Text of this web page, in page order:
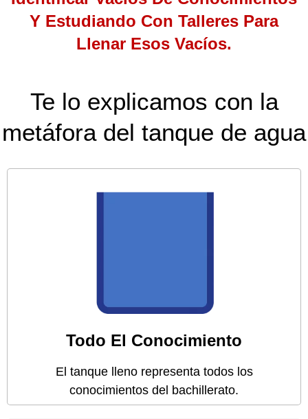
Y Estudiando Con Talleres Para
Llenar Esos Vacíos.
Te lo explicamos con la
metáfora del tanque de agua
Todo El Conocimiento
El tanque lleno representa todos los
conocimientos del bachillerato.